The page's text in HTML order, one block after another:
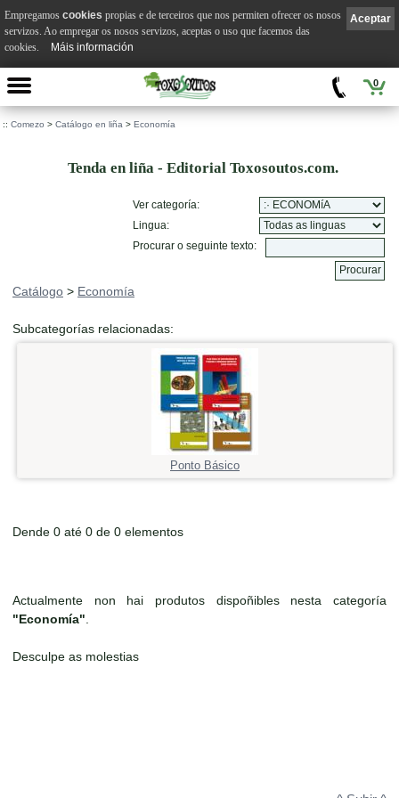
0
:: Comezo > Catálogo en liña > Economía
Tenda en liña - Editorial Toxosoutos.com.
Ver categoría:
Lingua:
Procurar o seguinte texto:
Catálogo > Economía
Subcategorías relacionadas:
Ponto Básico
Dende 0 até 0 de 0 elementos
Actualmente non hai produtos dispoñibles nesta categoría
"Economía"
Desculpe as molestias
Aceptar
Empregamos cookies propias e de terceiros que nos permiten ofrecer os nosos
servizos. Ao empregar os nosos servizos, aceptas o uso que facemos das
cookies.
Máis información